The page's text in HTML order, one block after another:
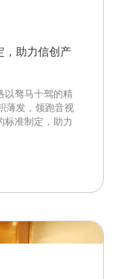
，助力信创产
以驽马十驾的精
薄发，领跑音视
标准制定，助力